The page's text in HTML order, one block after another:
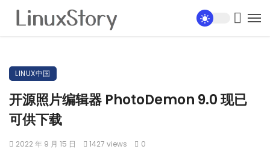
LINUX中国
开源照片编辑器 PhotoDemon 9.0 现已
可供下载
2022 年 9 月 15 日 1427 views 0